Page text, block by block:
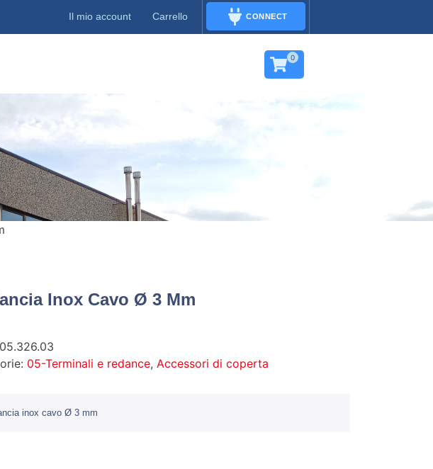
Il mio account Carrello CONNECT
0
Inox Cavo Ø 3 Mm
05.326.03
05-Terminali e redance, Accessori di coperta
inox cavo Ø 3 mm